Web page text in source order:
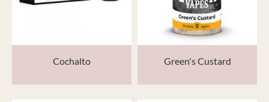
Cochalto Green's Custard